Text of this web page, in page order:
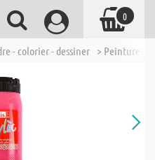
- colorier - dessiner > Peintures
0